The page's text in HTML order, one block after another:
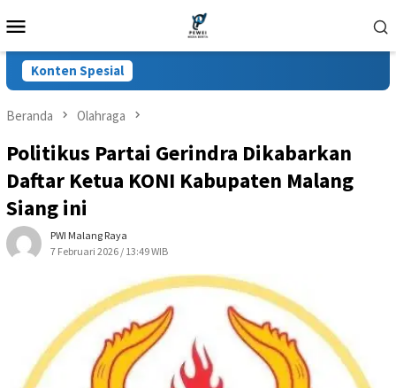
ke
Mobile
Konten Spesial
Beranda Olahraga
Politikus Partai Gerindra Dikabarkan
Daftar Ketua KONI Kabupaten Malang
Siang ini
PWI Malang Raya
7 Februari 2026 / 13:49 WIB